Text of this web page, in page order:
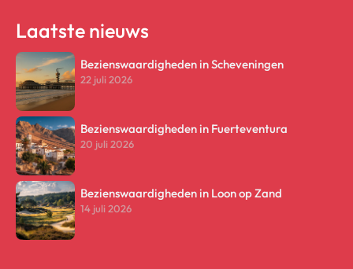
Laatste nieuws
Bezienswaardigheden in Scheveningen
22 juli 2026
Bezienswaardigheden in Fuerteventura
20 juli 2026
Bezienswaardigheden in Loon op Zand
14 juli 2026